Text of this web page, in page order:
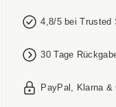
4,8/5 bei Trusted
30 Tage
PayPal, Klarna &